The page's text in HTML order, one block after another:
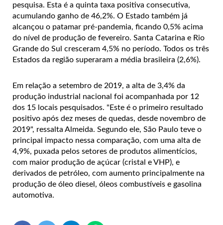
pesquisa. Esta é a quinta taxa positiva consecutiva,
acumulando ganho de 46,2%. O Estado também já
alcançou o patamar pré-pandemia, ficando 0,5% acima
do nível de produção de fevereiro. Santa Catarina e Rio
Grande do Sul cresceram 4,5% no período. Todos os três
Estados da região superaram a média brasileira (2,6%).
Em relação a setembro de 2019, a alta de 3,4% da
produção industrial nacional foi acompanhada por 12
dos 15 locais pesquisados. "Este é o primeiro resultado
positivo após dez meses de quedas, desde novembro de
2019", ressalta Almeida. Segundo ele, São Paulo teve o
principal impacto nessa comparação, com uma alta de
4,9%, puxada pelos setores de produtos alimentícios,
com maior produção de açúcar (cristal e VHP), e
derivados de petróleo, com aumento principalmente na
produção de óleo diesel, óleos combustíveis e gasolina
automotiva.